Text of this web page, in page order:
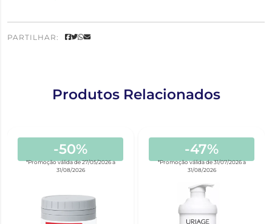
PARTILHAR:
Produtos Relacionados
-50%
*Promoção válida de 27/05/2026 a
31/08/2026
-47%
*Promoção válida de 31/07/2026 a
31/08/2026